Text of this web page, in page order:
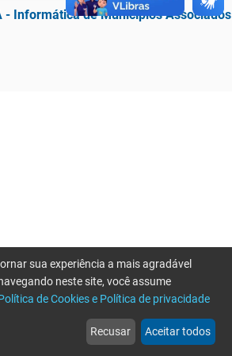
- Informática de Municípios Associados
web
Notícias
more_horiz
Mais
sua experiência a mais agradável
neste site, você assume
de Cookies e Política de privacidade
Recusar Aceitar todos
por favor tente novamente